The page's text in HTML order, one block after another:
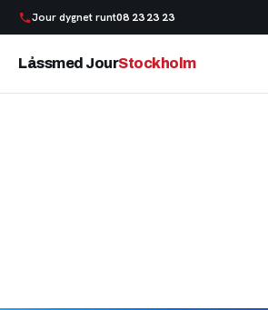
Jour dygnet runt08 23 23 23
Låssmed JourStockholm